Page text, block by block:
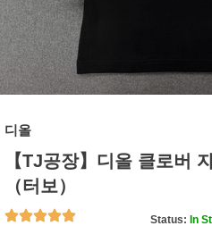
디올
【TJ공장】디올 클로버
（터보）
Status: In